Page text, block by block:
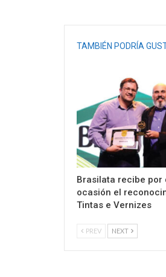
TAMBIÉN PODRÍA
Brasilata recibe por
ocasión el
Tintas e Vernizes
PREV NEXT